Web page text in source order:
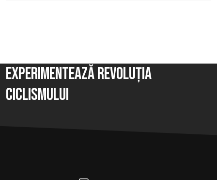
Experimentează revoluția
ciclismului